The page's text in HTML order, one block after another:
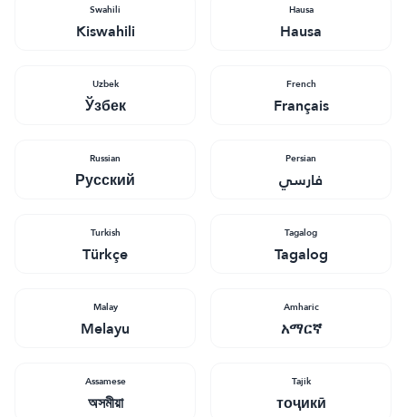
Swahili
Kiswahili
Hausa
Hausa
Uzbek
Ўзбек
French
Français
Russian
Русский
Persian
فارسي
Turkish
Türkçe
Tagalog
Tagalog
Malay
Melayu
Amharic
አማርኛ
Assamese
অসমীয়া
Tajik
тоҷикӣ